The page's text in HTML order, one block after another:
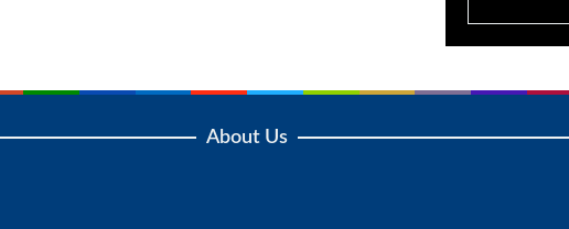
About Us